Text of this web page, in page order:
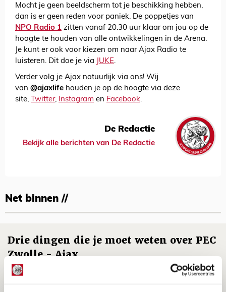
Mocht je geen beeldscherm tot je beschikking hebben,
dan is er geen reden voor paniek. De poppetjes van
NPO Radio 1 zitten vanaf 20.30 uur klaar om jou op de
hoogte te houden van alle ontwikkelingen in de Arena.
Je kunt er ook voor kiezen om naar Ajax Radio te
luisteren. Dit doe je via
JUKE.
Verder volg je Ajax natuurlijk via ons! Wij
van @ajaxlife houden je op de hoogte via deze
site, Twitter, Instagram en Facebook.
De Redactie
Bekijk alle berichten van De Redactie
Net binnen //
Drie dingen die je moet weten over PEC
Zwolle - Ajax
08 AUGUSTUS 2026 - 12:32